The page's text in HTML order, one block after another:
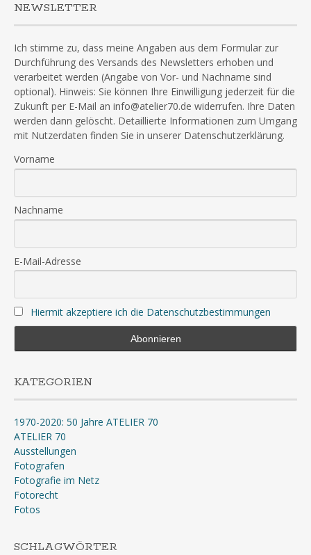
NEWSLETTER
Ich stimme zu, dass meine Angaben aus dem Formular zur
Durchführung des Versands des Newsletters erhoben und
verarbeitet werden (Angabe von Vor- und Nachname sind
optional). Hinweis: Sie können Ihre Einwilligung jederzeit für die
Zukunft per E-Mail an info@atelier70.de widerrufen. Ihre Daten
werden dann gelöscht. Detaillierte Informationen zum Umgang
mit Nutzerdaten finden Sie in unserer Datenschutzerklärung.
Vorname
Nachname
E-Mail-Adresse
Hiermit akzeptiere ich die Datenschutzbestimmungen
KATEGORIEN
1970-2020: 50 Jahre ATELIER 70
ATELIER 70
Ausstellungen
Fotografen
Fotografie im Netz
Fotorecht
Fotos
SCHLAGWÖRTER